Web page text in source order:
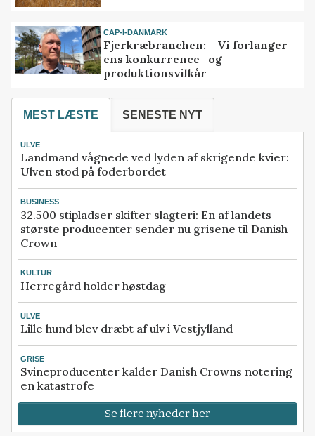
CAP-I-DANMARK
Fjerkræbranchen: - Vi forlanger
ens konkurrence- og
produktionsvilkår
MEST LÆSTE SENESTE NYT
ULVE
Landmand vågnede ved lyden af skrigende kvier:
Ulven stod på foderbordet
BUSINESS
32.500 stipladser skifter slagteri: En af landets
største producenter sender nu grisene til Danish
Crown
KULTUR
Herregård holder høstdag
ULVE
Lille hund blev dræbt af ulv i Vestjylland
GRISE
Svineproducenter kalder Danish Crowns notering
en katastrofe
Se flere nyheder her